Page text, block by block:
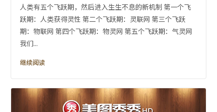
人类有五个飞跃期，然后进入生生不息的新机制 第一个飞
跃期：人类获得灵性 第二个飞跃期：灵联网 第三个飞跃
期：物联网 第四个飞跃期：物灵网 第五个飞跃期：气灵网
我们...
继续阅读